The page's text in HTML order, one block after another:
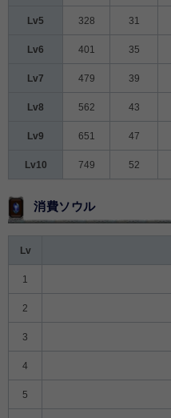
Lv5 328 31
Lv6 401 35
Lv7 479 39
Lv8 562 43
Lv9 651 47
Lv10 749 52
消費ソウル
Lv
1
2
3
4
5